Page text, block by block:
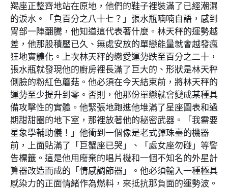
羯座正整齊地站在原地，他們的鞋子裡裝滿了已經潮濕
的淚水。「負百分之八十七？」張水瓶喃喃自語，感到
胃部一陣翻騰，他知道這代表著什麼。林天秤的運勢越
差，他那股積壓已久、無處安放的單戀能量就會越發瘋
狂地實體化。上次林天秤的戀愛運勢跌至百分之二十，
張水瓶就發現他的廚房裡長滿了巨大的、形狀是林天秤
側臉的粉紅色蘑菇。他必須在今天結束前，將林天秤的
運勢至少提升到零。否則，他那份單戀就會變成某種具
備攻擊性的實體。他緊張地跑進他堆滿了星座圖表和過
期甜甜圈的地下室，那裡放著他的秘密武器。「我需要
星象學輔助儀！」他衝到一個像是老式彈珠臺的機器
前，上面貼滿了「巨蟹座已哭」、「處女座勿碰」等警
告標籤。這是他用廢棄的唱片機和一個不知名的外星計
算器改造而成的「情感調節器」。他必須輸入一種極具
感染力的正面情緒作為燃料，來抵抗那負面的運勢波。